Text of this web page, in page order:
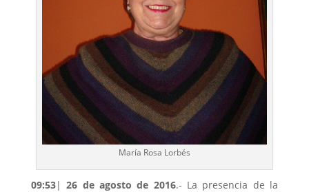
María Rosa Lorbés
09:53|26 de agosto de 2016.- La presencia de la